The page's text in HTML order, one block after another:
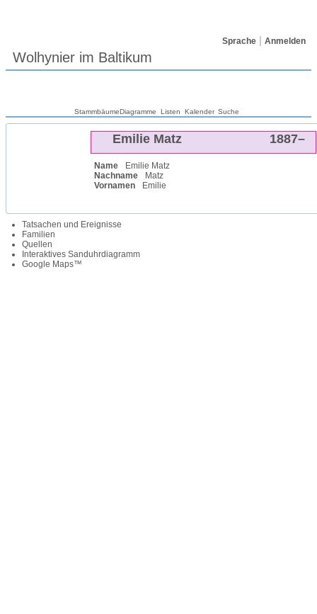
Sprache Anmelden
Wolhynier im Baltikum
StammbäumeDiagramme Listen Kalender Suche
Emilie Matz 1887–
Name Emilie Matz
Nachname
Matz
Vornamen
Emilie
Tatsachen und Ereignisse
Familien
Quellen
Interaktives Sanduhrdiagramm
Google Maps™